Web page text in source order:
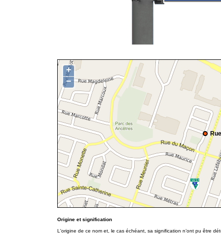
+
−
Origine et signification
L'origine de ce nom et, le cas échéant, sa signification n’ont pu être